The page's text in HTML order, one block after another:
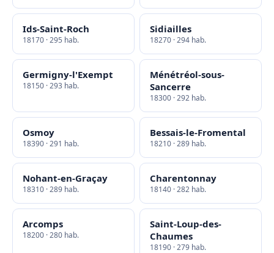
Ids-Saint-Roch
18170 · 295 hab.
Sidiailles
18270 · 294 hab.
Germigny-l'Exempt
18150 · 293 hab.
Ménétréol-sous-
Sancerre
18300 · 292 hab.
Osmoy
18390 · 291 hab.
Bessais-le-Fromental
18210 · 289 hab.
Nohant-en-Graçay
18310 · 289 hab.
Charentonnay
18140 · 282 hab.
Arcomps
18200 · 280 hab.
Saint-Loup-des-
Chaumes
18190 · 279 hab.